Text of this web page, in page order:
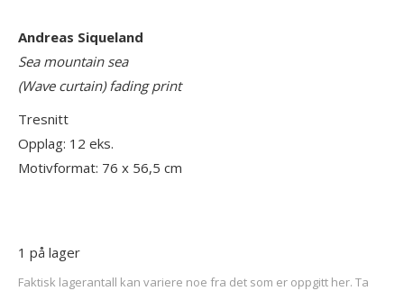
Andreas Siqueland
Sea mountain sea
(Wave curtain) fading print
Tresnitt
Opplag: 12 eks.
Motivformat: 76 x 56,5 cm
1 på lager
Faktisk lagerantall kan variere noe fra det som er oppgitt her. Ta